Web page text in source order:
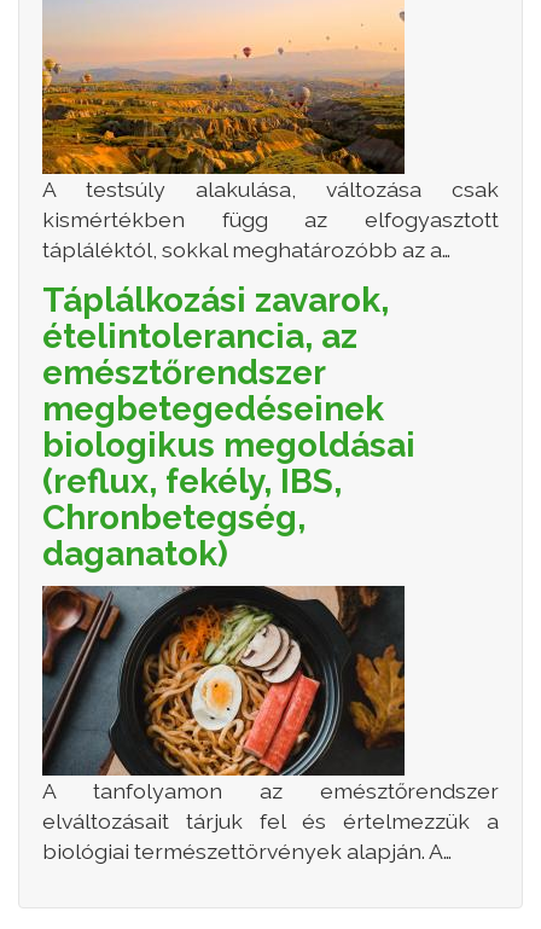
A testsúly alakulása, változása csak
kismértékben függ az elfogyasztott
tápláléktól, sokkal meghatározóbb az a…
Táplálkozási zavarok,
ételintolerancia, az
emésztőrendszer
megbetegedéseinek
biologikus megoldásai
(reflux, fekély, IBS,
Chronbetegség,
daganatok)
A tanfolyamon az emésztőrendszer
elváltozásait tárjuk fel és értelmezzük a
biológiai természettörvények alapján. A…